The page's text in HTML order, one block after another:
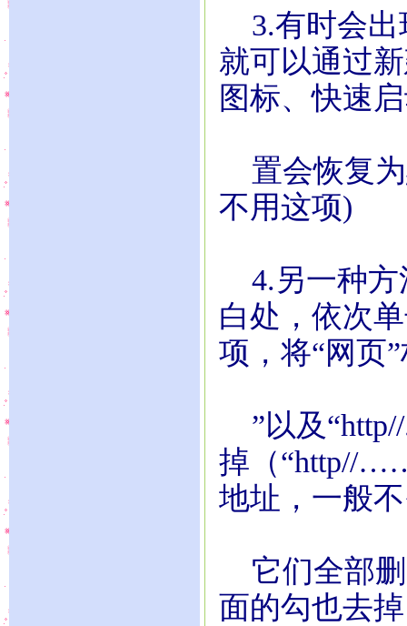
3.有时会出
就可以通过
图标、快速
置会恢复为
不用这项)
4.另一种方
白处，依次
项，将“网页
”以及
掉（“http//
地址，一般
它们全部删
面的勾也去